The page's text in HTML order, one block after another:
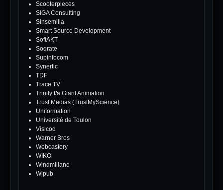
Scooterpieces
SIGA Consulting
Sinsemilia
Smart Source Development
SoftAKT
Soqrate
Supinfocom
Synertic
TDF
Trace TV
Trinity t/a Giant Animation
Trust Medias (TrustMyScience)
Uniformation
Université de Toulon
Visicod
Warner Bros
Webcastory
WIKO
Windmillane
Wipub